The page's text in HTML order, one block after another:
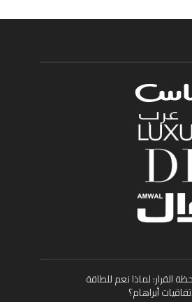
القرار: لماذا نعم للطاقة
أبراهام؟